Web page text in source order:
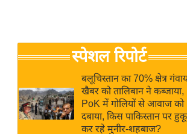
Breaking
News in
Hindi
जगत
राय
बजट
स्पेशल रिपोर्ट
बलूचिस्तान का 70% क्षेत्र
खैबर को तालिबान ने कब्जाया,
PoK में गोलियों से आवाज को
दबाया, किस पाकिस्तान पर
कर रहे मुनीर-शहबाज?